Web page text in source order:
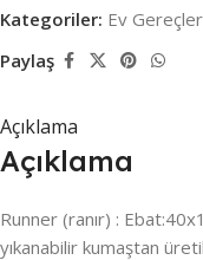
Kategoriler: Ev
Paylaş
Açıklama
Açıklama
Runner (ranır) :
yıkanabilir kumaştan